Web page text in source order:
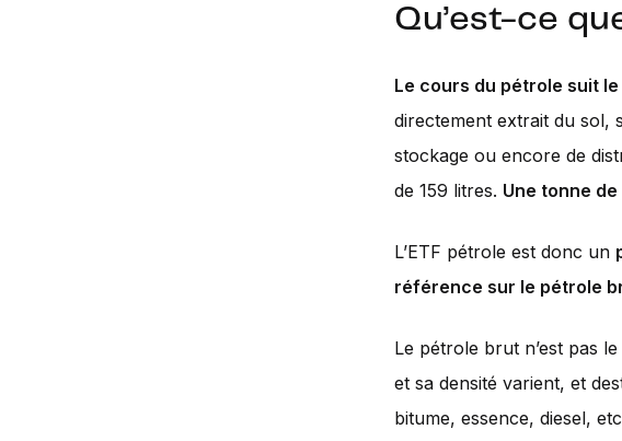
Qu’est-ce
Le cours du pétrole suit
directement extrait du sol,
stockage ou encore de
de 159 litres. Une tonne
L’ETF pétrole est donc un
référence sur le pétrole
Le pétrole brut n’est pas
et sa densité varient, et
bitume, essence, diesel,